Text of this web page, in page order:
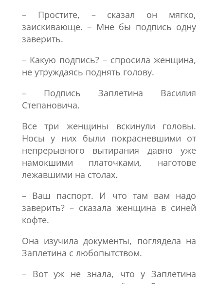
– Простите, – сказал он мягко,
заискивающе. – Мне бы подпись одну
заверить.
– Какую подпись? – спросила женщина,
не утруждаясь поднять голову.
– Подпись Заплетина Василия
Степановича.
Все три женщины вскинули головы.
Носы у них были покрасневшими от
непрерывного вытирания давно уже
намокшими платочками, наготове
лежавшими на столах.
– Ваш паспорт. И что там вам надо
заверить? – сказала женщина в синей
кофте.
Она изучила документы, поглядела на
Заплетина с любопытством.
– Вот уж не знала, что у Заплетина